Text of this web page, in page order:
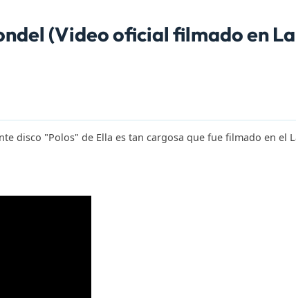
(Video oficial filmado en
disco "Polos" de Ella es tan cargosa que fue filmado en el